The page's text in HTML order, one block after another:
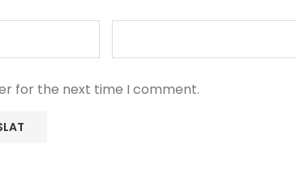
for the next time I comment.